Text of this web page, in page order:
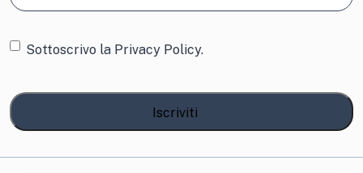
Consenso
Sottoscrivo la Privacy Policy.